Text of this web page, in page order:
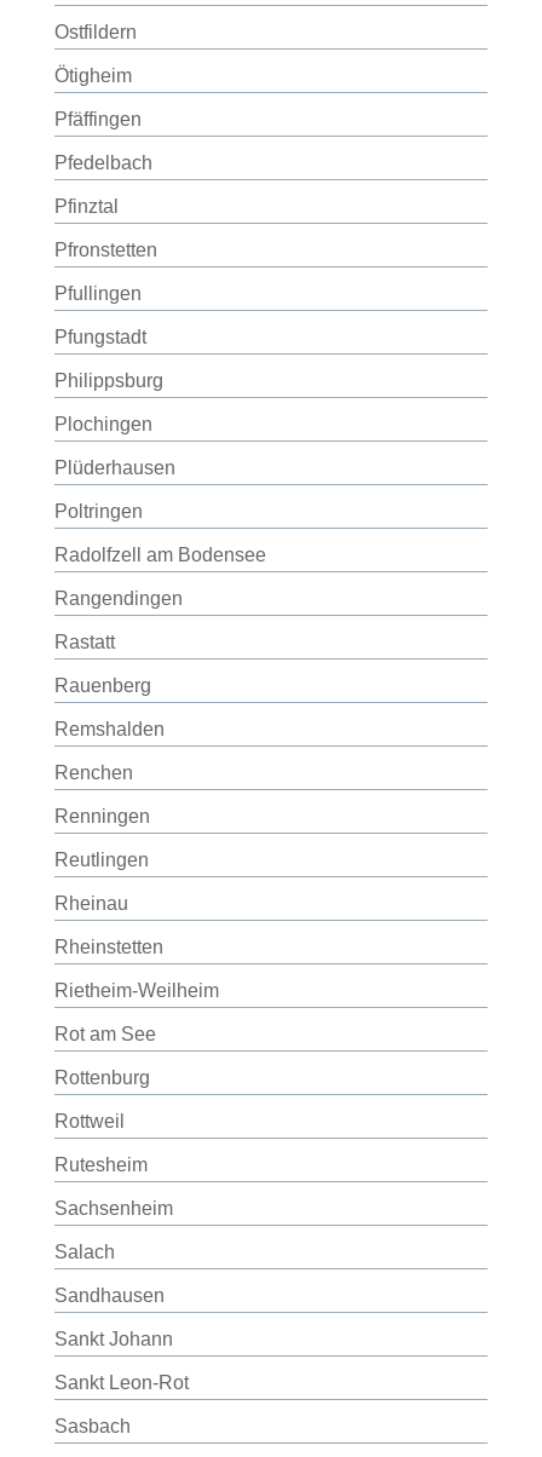
Ostfildern
Ötigheim
Pfäffingen
Pfedelbach
Pfinztal
Pfronstetten
Pfullingen
Pfungstadt
Philippsburg
Plochingen
Plüderhausen
Poltringen
Radolfzell am Bodensee
Rangendingen
Rastatt
Rauenberg
Remshalden
Renchen
Renningen
Reutlingen
Rheinau
Rheinstetten
Rietheim-Weilheim
Rot am See
Rottenburg
Rottweil
Rutesheim
Sachsenheim
Salach
Sandhausen
Sankt Johann
Sankt Leon-Rot
Sasbach